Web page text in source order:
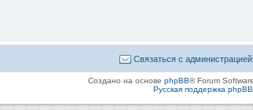
Связаться с администрацией
Создано на основе phpBB® Forum
Русская поддержка phpBB